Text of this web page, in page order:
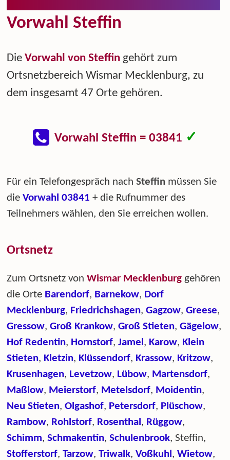
Vorwahl Steffin
DieVorwahl von Steffin gehört zum
Ortsnetzbereich Wismar Mecklenburg, zu
dem insgesamt 47 Orte gehören.
Vorwahl Steffin = 03841 ✓
Für ein Telefongespräch nachSteffin müssen Sie
dieVorwahl 03841 + die Rufnummer des
Teilnehmers wählen, den Sie erreichen wollen.
Ortsnetz
Zum Ortsnetz vonWismar Mecklenburg gehören
die Orte Barendorf, Barnekow, Dorf
Mecklenburg, Friedrichshagen,Gagzow,Greese,
Gressow,Groß Krankow,Groß Stieten,Gägelow,
Hof Redentin, Hornstorf,Jamel , Karow, Klein
Stieten, Kletzin, Klüssendorf, Krassow, Kritzow,
Krusenhagen, Levetzow, Lübow, Martensdorf,
Maßlow, Meierstorf, Metelsdorf, Moidentin,
Neu Stieten,Olgashof, Petersdorf, Plüschow,
Rambow, Rohlstorf, Rosenthal , Rüggow,
Schimm,Schmakentin,Schulenbrook, Steffin,
Stofferstorf,Tarzow,Triwalk,Voßkuhl ,Wietow,